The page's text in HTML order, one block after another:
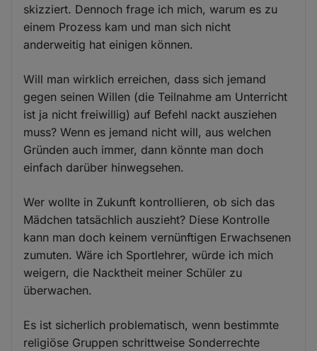
skizziert. Dennoch frage ich mich, warum es zu
einem Prozess kam und man sich nicht
anderweitig hat einigen können.
Will man wirklich erreichen, dass sich jemand
gegen seinen Willen (die Teilnahme am Unterricht
ist ja nicht freiwillig) auf Befehl nackt ausziehen
muss? Wenn es jemand nicht will, aus welchen
Gründen auch immer, dann könnte man doch
einfach darüber hinwegsehen.
Wer wollte in Zukunft kontrollieren, ob sich das
Mädchen tatsächlich auszieht? Diese Kontrolle
kann man doch keinem vernünftigen Erwachsenen
zumuten. Wäre ich Sportlehrer, würde ich mich
weigern, die Nacktheit meiner Schüler zu
überwachen.
Es ist sicherlich problematisch, wenn bestimmte
religiöse Gruppen schrittweise Sonderrechte